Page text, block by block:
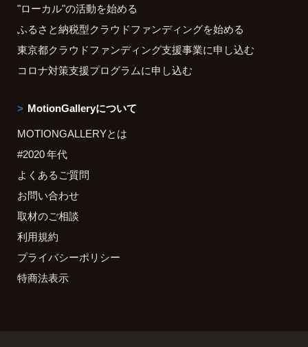
"ローカル"の活動を始める
ふるさと納税型クラウドファンディングを始める
東京都クラウドファンディング支援事業に申し込む
コロナ対策支援プログラムに申し込む
MotionGalleryについて
MOTIONGALLERYとは
#2020 年代
よくあるご質問
お問い合わせ
取材のご相談
利用規約
プライバシーポリシー
特商法表示